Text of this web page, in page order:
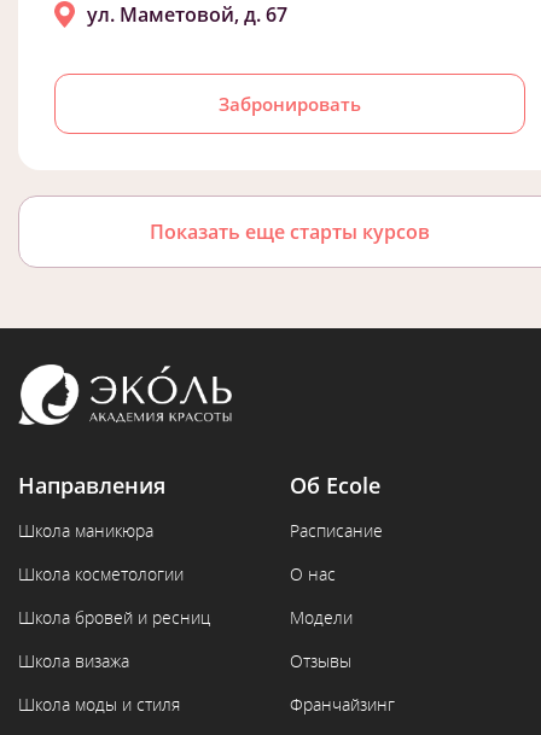
Забронировать
ул. Маметовой, д. 67
Показать еще старты курсов
Направления
Школа маникюра
Школа косметологии
Школа бровей и ресниц
Школа визажа
Школа моды и стиля
Об Ecole
Расписание
О нас
Модели
Отзывы
Франчайзинг